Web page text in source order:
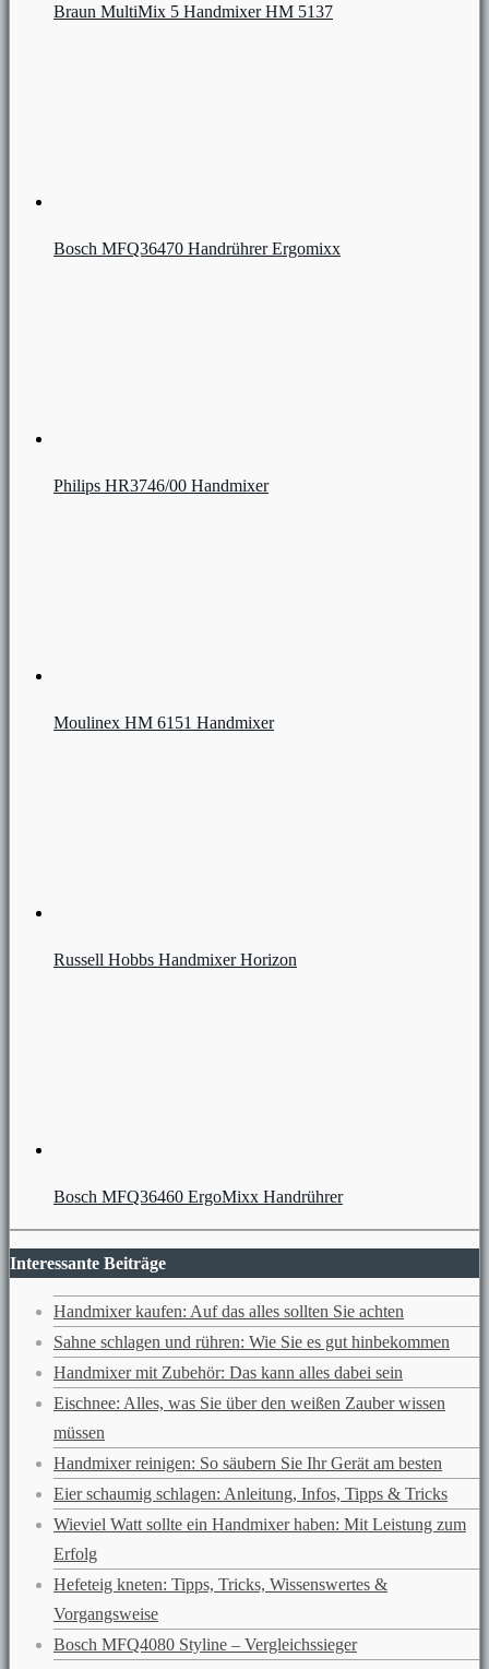
Braun MultiMix 5 Handmixer HM 5137
Bosch MFQ36470 Handrührer Ergomixx
Philips HR3746/00 Handmixer
Moulinex HM 6151 Handmixer
Russell Hobbs Handmixer Horizon
Bosch MFQ36460 ErgoMixx Handrührer
Interessante Beiträge
Handmixer kaufen: Auf das alles sollten Sie achten
Sahne schlagen und rühren: Wie Sie es gut hinbekommen
Handmixer mit Zubehör: Das kann alles dabei sein
Eischnee: Alles, was Sie über den weißen Zauber wissen
müssen
Handmixer reinigen: So säubern Sie Ihr Gerät am besten
Eier schaumig schlagen: Anleitung, Infos, Tipps & Tricks
Wieviel Watt sollte ein Handmixer haben: Mit Leistung zum
Erfolg
Hefeteig kneten: Tipps, Tricks, Wissenswertes &
Vorgangsweise
Bosch MFQ4080 Styline – Vergleichssieger